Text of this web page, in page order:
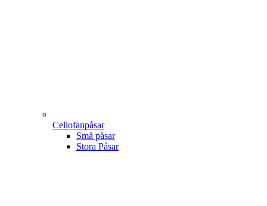
Cellofanpåsar
Små påsar
Stora Påsar